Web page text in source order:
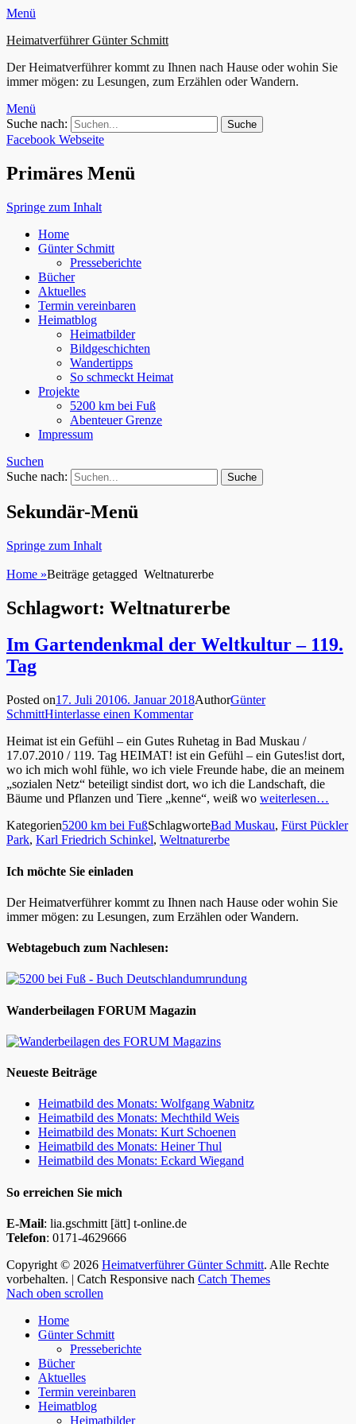
Menü
Heimatverführer Günter Schmitt
Der Heimatverführer kommt zu Ihnen nach Hause oder wohin Sie
immer mögen: zu Lesungen, zum Erzählen oder Wandern.
Menü
Suche nach:
Facebook Webseite
Primäres Menü
Springe zum Inhalt
Home
Günter Schmitt
Presseberichte
Bücher
Aktuelles
Termin vereinbaren
Heimatblog
Heimatbilder
Bildgeschichten
Wandertipps
So schmeckt Heimat
Projekte
5200 km bei Fuß
Abenteuer Grenze
Impressum
Suchen
Suche nach:
Sekundär-Menü
Springe zum Inhalt
Home »Beiträge getagged Weltnaturerbe
Schlagwort: Weltnaturerbe
Im Gartendenkmal der Weltkultur – 119.
Tag
Posted on17. Juli 20106. Januar 2018AuthorGünter
SchmittHinterlasse einen Kommentar
Heimat ist ein Gefühl – ein Gutes Ruhetag in Bad Muskau /
17.07.2010 / 119. Tag HEIMAT! ist ein Gefühl – ein Gutes!ist dort,
wo ich mich wohl fühle, wo ich viele Freunde habe, die an meinem
„sozialen Netz“ beteiligt sindist dort, wo ich die Landschaft, die
Bäume und Pflanzen und Tiere „kenne“, weiß wo weiterlesen…
Kategorien5200 km bei FußSchlagworteBad Muskau, Fürst Pückler
Park, Karl Friedrich Schinkel, Weltnaturerbe
Ich möchte Sie einladen
Der Heimatverführer kommt zu Ihnen nach Hause oder wohin Sie
immer mögen: zu Lesungen, zum Erzählen oder Wandern.
Webtagebuch zum Nachlesen:
Wanderbeilagen FORUM Magazin
Neueste Beiträge
Heimatbild des Monats: Wolfgang Wabnitz
Heimatbild des Monats: Mechthild Weis
Heimatbild des Monats: Kurt Schoenen
Heimatbild des Monats: Heiner Thul
Heimatbild des Monats: Eckard Wiegand
So erreichen Sie mich
E-Mail: lia.gschmitt [ätt] t-online.de
Telefon: 0171-4629666
Copyright © 2026 Heimatverführer Günter Schmitt. Alle Rechte
vorbehalten. | Catch Responsive nach Catch Themes
Nach oben scrollen
Home
Günter Schmitt
Presseberichte
Bücher
Aktuelles
Termin vereinbaren
Heimatblog
Heimatbilder